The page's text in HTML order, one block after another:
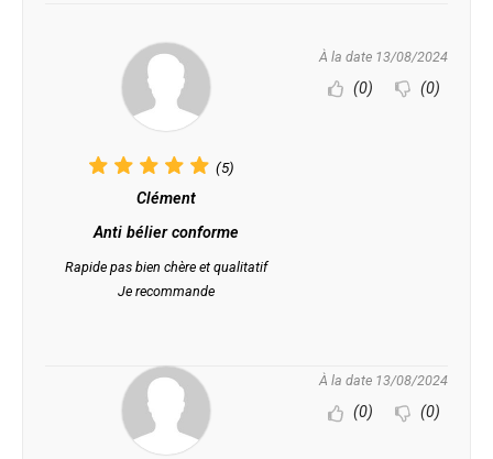
(5)
Clément
Anti bélier conforme
Rapide pas bien chère et qualitatif
Je recommande
À la date 13/08/2024
(0) (0)
À la date 13/08/2024
(0) (0)